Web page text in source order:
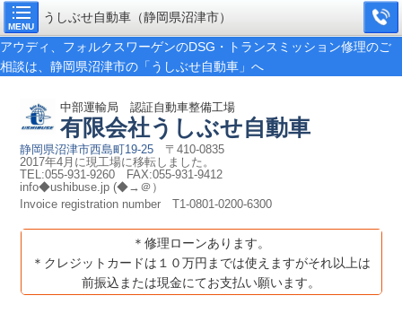
MENU
うしぶせ自動車（静岡県沼津市）
アウディ、フォルクスワーゲンのDSG・トランスミッション修理のご
相談は、静岡県沼津市の「うしぶせ自動車」へ
中部運輸局 認証自動車整備工場
有限会社うしぶせ自動車
静岡県沼津市西島町19-25 〒410-0835
2017年4月に現工場に移転しました。
TEL:055-931-9260 FAX:055-931-9412
info◆ushibuse.jp (◆→＠）
Invoice registration number T1-0801-0200-6300
＊修理ローンあります。
＊クレジットカードは１０万円までは使えますがそれ以上は
前振込または現金にてお支払い願います。